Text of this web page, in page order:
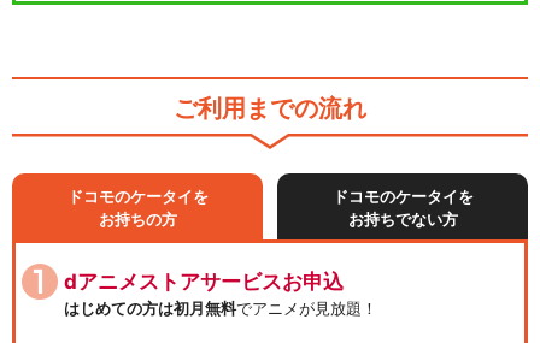
ご利用までの流れ
ドコモのケータイを
お持ちの方
ドコモのケータイを
お持ちでない方
dアニメストアサービスお申込
はじめての方は初月無料でアニメが見放題！